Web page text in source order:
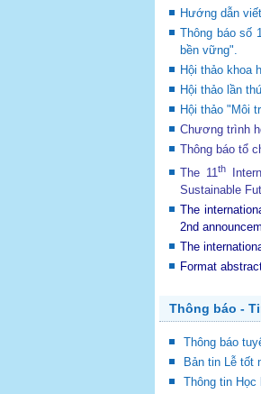
Hướng dẫn
Thông báo số
bền vững".
Hội thảo khoa
Hội thảo lần
Hội thảo "Môi
Chương trình
Thông báo tổ
The 11th
Sustainable
The
2nd
The
Format
Thông báo -
Thông báo
Bản tin Lễ tốt
Thông tin Học